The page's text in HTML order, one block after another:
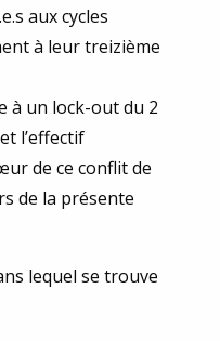
aux cycles
à leur treizième
à un lock-out du 2
l’effectif
de ce conflit de
de la présente
lequel se trouve